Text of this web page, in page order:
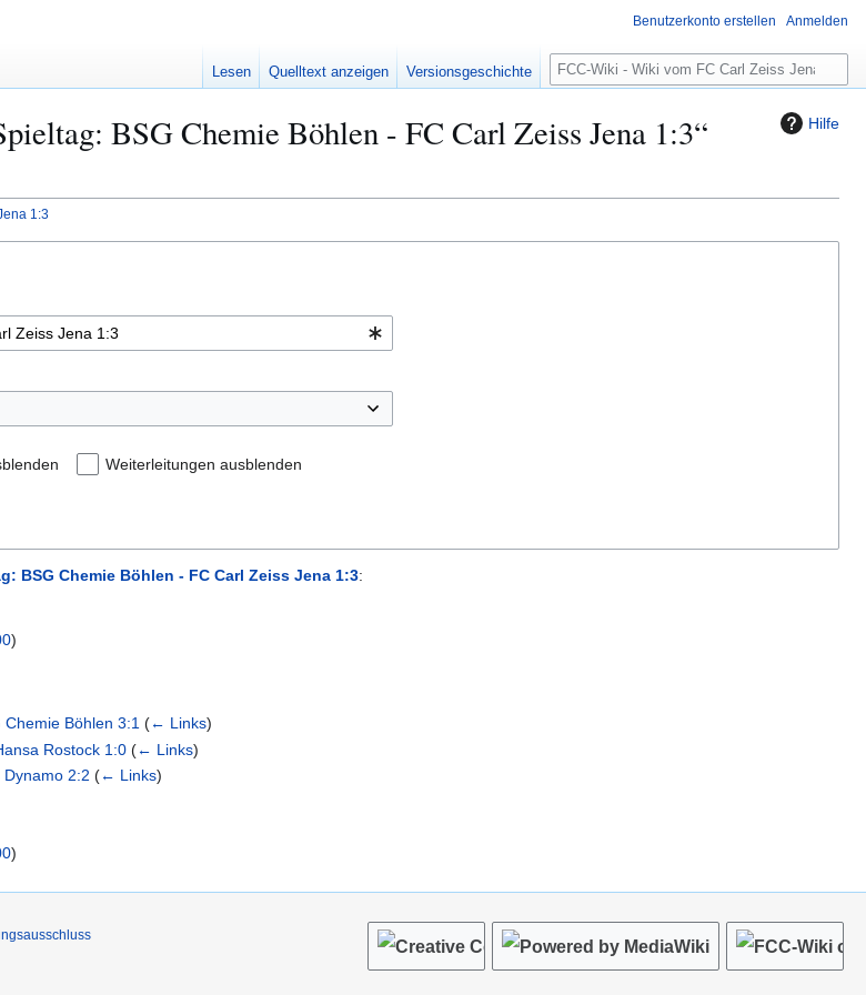
Hilfe
BSG Chemie Böhlen - FC Carl Zeiss Jena 1:3“
1:3
Weiterleitungen ausblenden
BSG Chemie Böhlen - FC Carl Zeiss Jena 1:3:
)
Böhlen 3:1 (← Links)
Rostock 1:0 (← Links)
2:2 (← Links)
)
Benutzerkonto erstellen Anmelden
Lesen Quelltext anzeigen Versionsgeschichte
S
u
h